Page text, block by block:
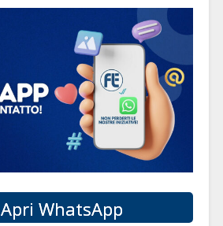
Apri WhatsApp